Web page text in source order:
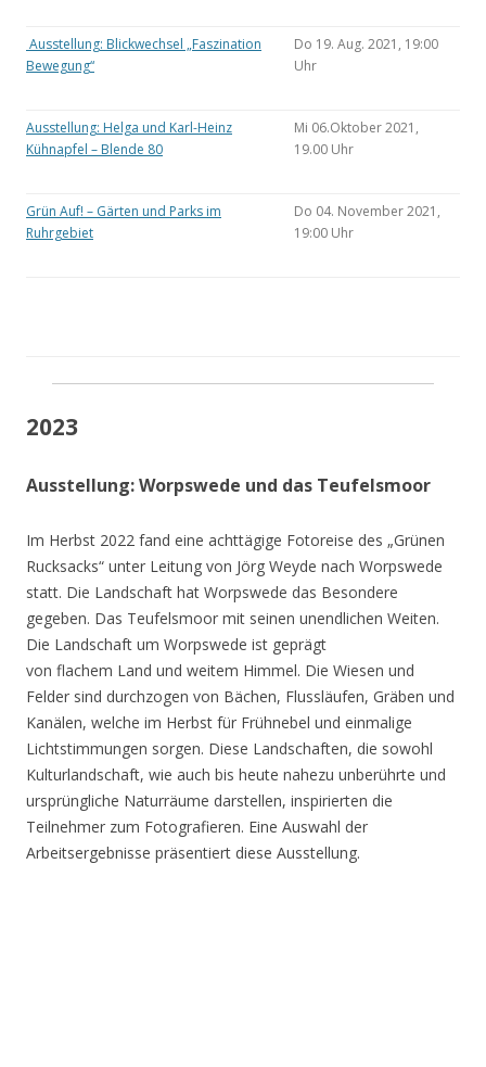
Ausstellung: Blickwechsel „Faszination
Bewegung“
Do 19. Aug. 2021, 19:00
Uhr
Ausstellung: Helga und Karl-Heinz
Kühnapfel – Blende 80
Mi 06.Oktober 2021,
19.00 Uhr
Grün Auf! – Gärten und Parks im
Ruhrgebiet
Do 04. November 2021,
19:00 Uhr
2023
Ausstellung: Worpswede und das Teufelsmoor
Im Herbst 2022 fand eine achttägige Fotoreise des „Grünen
Rucksacks“ unter Leitung von Jörg Weyde nach Worpswede
statt. Die Landschaft hat Worpswede das Besondere
gegeben. Das Teufelsmoor mit seinen unendlichen Weiten.
Die Landschaft um Worpswede ist geprägt
von flachem Land und weitem Himmel. Die Wiesen und
Felder sind durchzogen von Bächen, Flussläufen, Gräben und
Kanälen, welche im Herbst für Frühnebel und einmalige
Lichtstimmungen sorgen. Diese Landschaften, die sowohl
Kulturlandschaft, wie auch bis heute nahezu unberührte und
ursprüngliche Naturräume darstellen, inspirierten die
Teilnehmer zum Fotografieren. Eine Auswahl der
Arbeitsergebnisse präsentiert diese Ausstellung.